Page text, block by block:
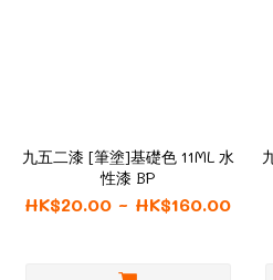
九五二漆 [筆塗]基礎色 11ML 水
性漆 BP
HK$20.00 ~ HK$160.00